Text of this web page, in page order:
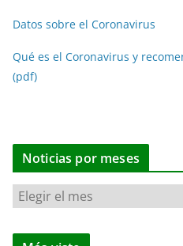
Datos sobre el Coronavirus
Qué es el Coronavirus y
(pdf)
Noticias por meses
N
o
t